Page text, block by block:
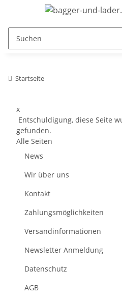
Startseite
x
Entschuldigung, diese Seite
gefunden.
Alle Seiten
News
Wir über uns
Kontakt
Zahlungsmöglichkeiten
Versandinformationen
Newsletter Anmeldung
Datenschutz
AGB